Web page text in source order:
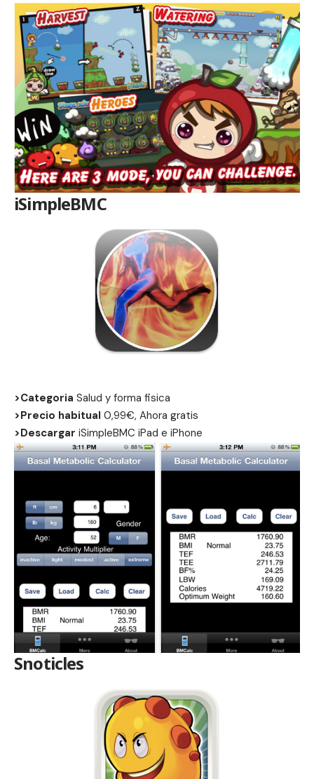
iSimpleBMC
>Categoria Salud y forma fisica
>Precio habitual 0,99€, Ahora gratis
>Descargar iSimpleBMC iPad e iPhone
Snoticles